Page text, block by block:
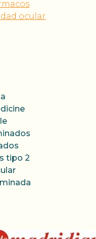
ocular
tipo 2